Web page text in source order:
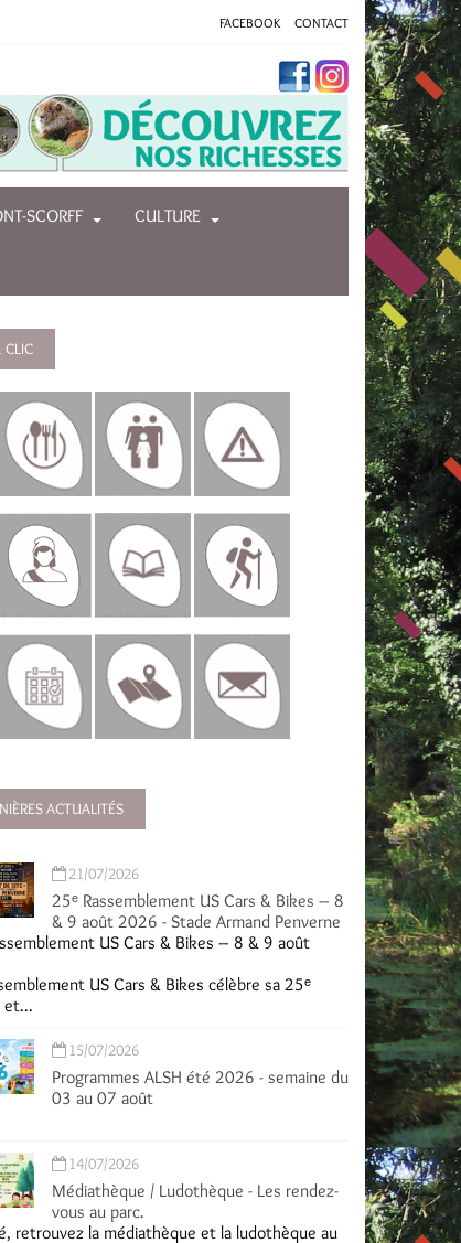
FACEBOOK CONTACT
SCORFF CULTURE
CLIC
ACTUALITÉS
21/07/2026
25ᵉ Rassemblement US Cars & Bikes – 8
& 9 août 2026 - Stade Armand Penverne
US Cars & Bikes – 8 & 9 août
US Cars & Bikes célèbre sa 25ᵉ
et...
15/07/2026
Programmes ALSH été 2026 - semaine du
03 au 07 août
14/07/2026
Médiathèque / Ludothèque - Les rendez-
vous au parc.
retrouvez la médiathèque et la ludothèque au